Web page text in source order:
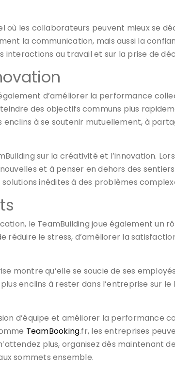
les collaborateurs peuvent mieux se
la communication, mais aussi la
au travail et sur la prise de
d’améliorer la performance
des objectifs communs plus
à se soutenir mutuellement, à
sur la créativité et l’innovation.
et à penser en dehors des
inédites à des problèmes
le TeamBuilding joue également un
le stress, d’améliorer la
montre qu’elle se soucie de ses
enclins à rester dans l’entreprise sur
d’équipe et améliorer la performance
TeamBooking.fr, les entreprises
plus, organisez dès maintenant
sommets ensemble.